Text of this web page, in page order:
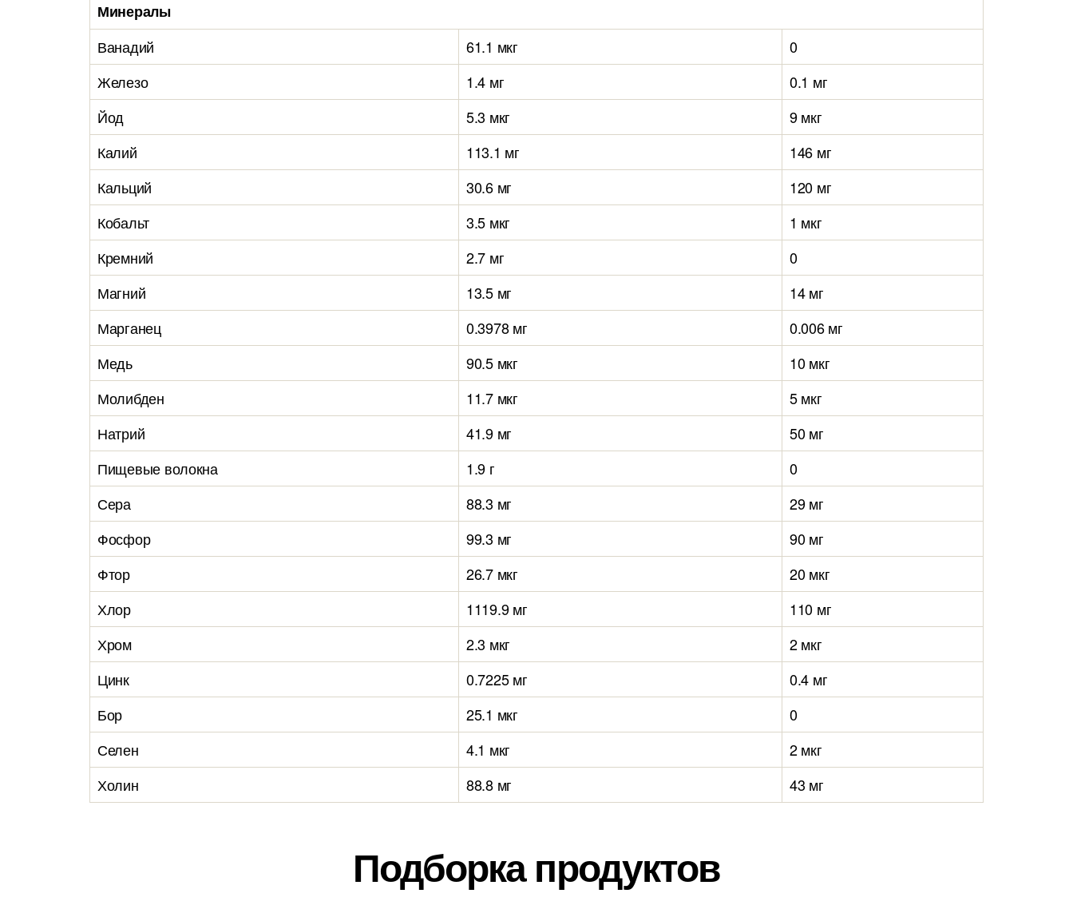
Минералы
Ванадий
61.1 мкг
0
Железо
1.4 мг
0.1 мг
Йод
5.3 мкг
9 мкг
Калий
113.1 мг
146 мг
Кальций
30.6 мг
120 мг
Кобальт
3.5 мкг
1 мкг
Кремний
2.7 мг
0
Магний
13.5 мг
14 мг
Марганец
0.3978 мг
0.006 мг
Медь
90.5 мкг
10 мкг
Молибден
11.7 мкг
5 мкг
Натрий
41.9 мг
50 мг
Пищевые волокна
1.9 г
0
Сера
88.3 мг
29 мг
Фосфор
99.3 мг
90 мг
Фтор
26.7 мкг
20 мкг
Хлор
1119.9 мг
110 мг
Хром
2.3 мкг
2 мкг
Цинк
0.7225 мг
0.4 мг
Бор
25.1 мкг
0
Селен
4.1 мкг
2 мкг
Холин
88.8 мг 43 мг
Подборка продуктов